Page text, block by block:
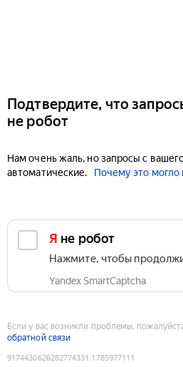
Подтвердите, что
не робот
Нам очень жаль, но запросы с
автоматические.
Почему это могло
Я не робот
Нажмите, чтобы
Yandex SmartCaptcha
Если у вас возникли проблемы,
обратной связи
9174430626282774331 :1785977111